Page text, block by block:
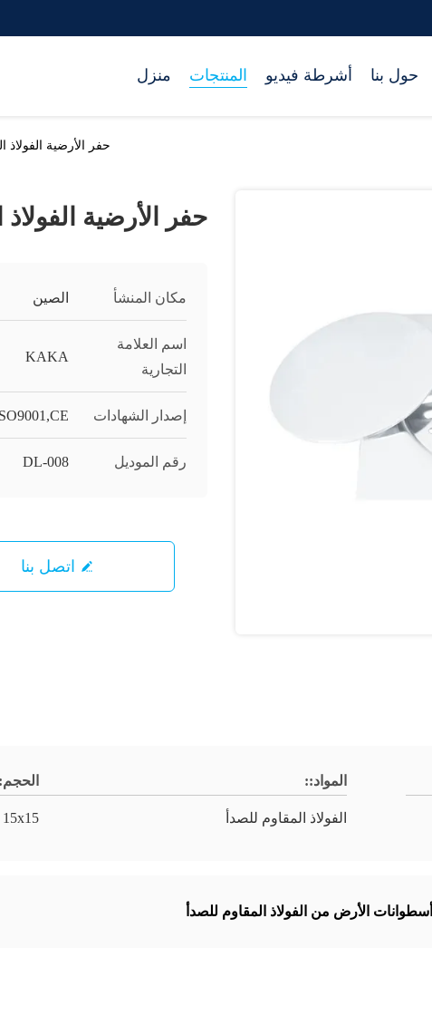
منزل المنتجات أشرطة فيديو حول بنا
حفر الأرضية الفولاذ
حفر الأرضية الفولاذ
مكان المنشأ الصين
اسم العلامة
التجارية
KAKA
إصدار الشهادات
رقم الموديل DL-008
اتصل بنا
المواد::
الفولاذ المقاوم للصدأ 15x15 سم 20x20 سم
أسطوانات الأرض من الفولاذ المقاوم للصدأ